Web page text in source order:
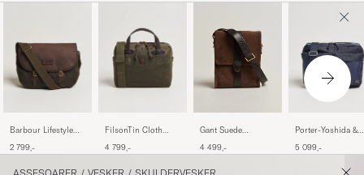
Barbour Lifestyle
Olive
2 799,-
FilsonTin Cloth
BriefcaseOtter
4 799,-
Gant Suede
Brown
4 499,-
Porter-Yoshida &
BagNavy
5 099,-